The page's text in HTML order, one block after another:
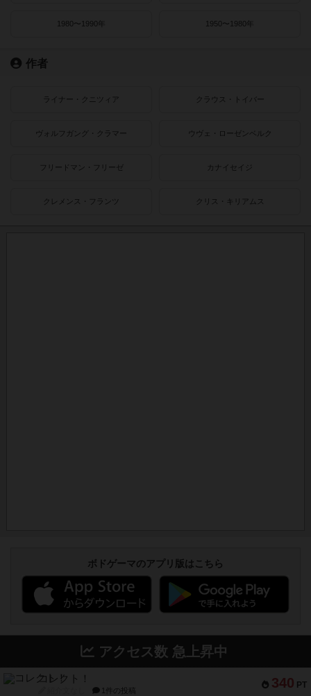
1980〜1990年 1950〜1980年
作者
ライナー・クニツィア クラウス・トイバー
ヴォルフガング・クラマー ウヴェ・ローゼンベルク
フリードマン・フリーゼ カナイセイジ
クレメンス・フランツ クリス・キリアムス
ボドゲーマのアプリ版はこちら
アクセス数 急上昇中
340 PT
コレクト！
1件の投稿